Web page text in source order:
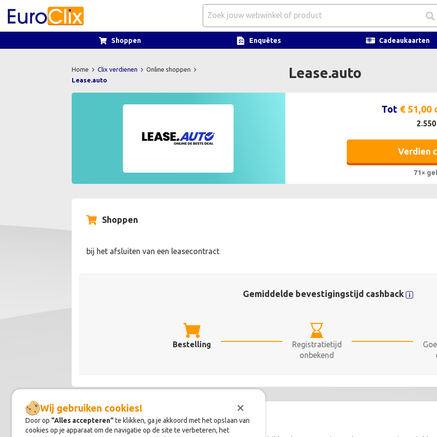
Shoppen Enquêtes Cadeaukaarten
×
Wij gebruiken cookies!
Door op "Alles accepteren"te klikken, ga je akkoord met het opslaan van
cookies op je apparaat om de navigatie op de site te verbeteren, het
Home Clix verdienen
Online shoppen
Lease.auto
Lease.auto
Tot € 51,00
Verdien
71×
Shoppen
bij het afsluiten van een leasecontract
Gemiddelde bevestigingstijd cashback
Bestelling
Registratietijd
onbekend
OverLease.auto